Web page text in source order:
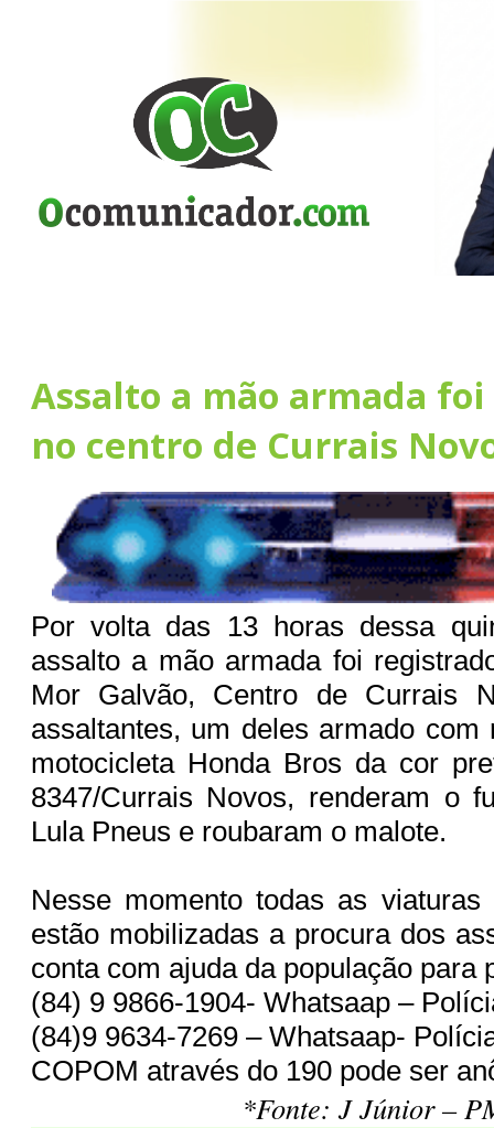
Assalto a mão armada
no centro de Currais
Por volta das 13 horas dessa
assalto a mão armada foi
Mor Galvão, Centro de Currais
assaltantes, um deles armado com
motocicleta Honda Bros da cor
8347/Currais Novos, renderam o
Lula Pneus e roubaram o malote.
Nesse momento todas as
estão mobilizadas a procura dos
conta com ajuda da população para
(84) 9 9866-1904- Whatsaap –
(84)9 9634-7269 – Whatsaap-
COPOM através do 190 pode ser
*Fonte: J Júnior –